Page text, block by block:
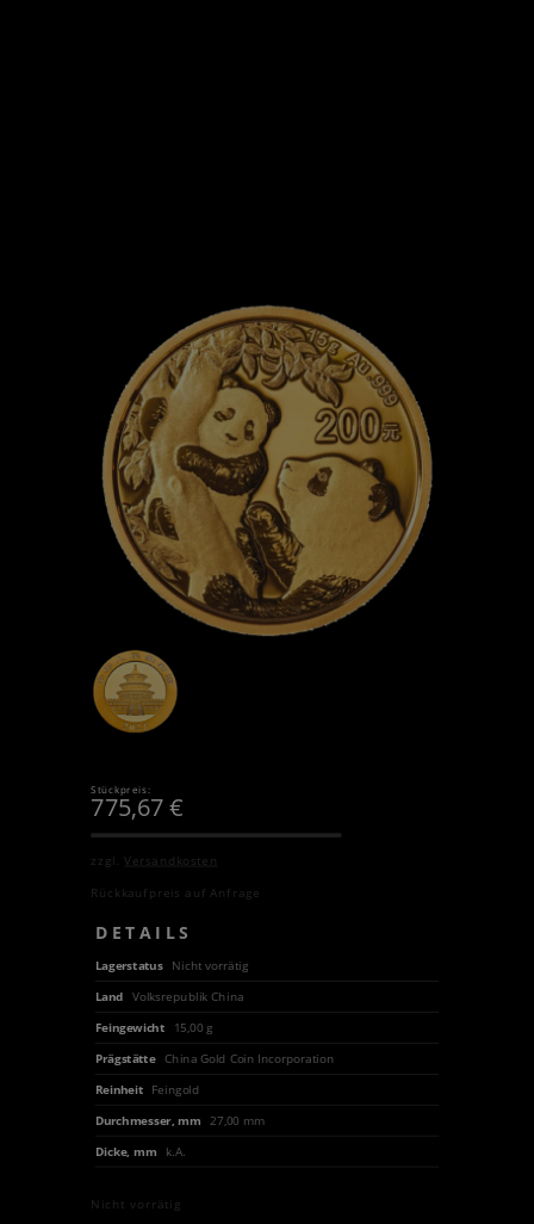
Stückpreis:
775,67€
zzgl.Versandkosten
Rückkaufpreis auf Anfrage
DETAILS
Lagerstatus
Nicht vorrätig
Land
Volksrepublik China
Feingewicht
15,00 g
Prägstätte China Gold Coin Incorporation
Reinheit
Feingold
Durchmesser, mm
27,00 mm
Dicke, mm
k.A.
Nicht vorrätig